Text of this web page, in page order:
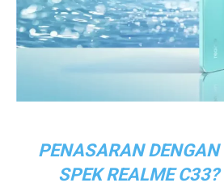
PENASARAN
SPEK REALME C33?